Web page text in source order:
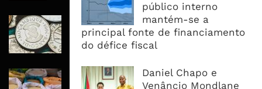
público interno
mantém-se a
principal fonte de financiamento
do défice fiscal
Daniel Chapo e
Venâncio Mondlane
Economia Moçambicana Procura
Recuperar em 2026, Mas Crédito,
Dívida e Divisas Limitam Aceleração
Commodities Agrícolas Entram Numa